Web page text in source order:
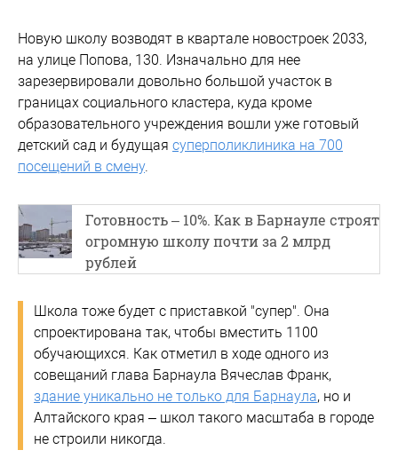
Новую школу возводят в квартале новостроек 2033,
на улице Попова, 130. Изначально для нее
зарезервировали довольно большой участок в
границах социального кластера, куда кроме
образовательного учреждения вошли уже готовый
детский сад и будущая суперполиклиника на 700
посещений в смену.
Готовность – 10%. Как в Барнауле строят
огромную школу почти за 2 млрд
рублей
Школа тоже будет с приставкой "супер". Она
спроектирована так, чтобы вместить 1100
обучающихся. Как отметил в ходе одного из
совещаний глава Барнаула Вячеслав Франк,
здание уникально не только для Барнаула, но и
Алтайского края – школ такого масштаба в городе
не строили никогда.